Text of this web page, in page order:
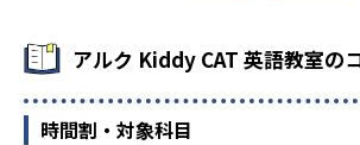
すいカリキュラム構成となっている。
アルク Kiddy CAT 英語教室の
時間割・対象科目